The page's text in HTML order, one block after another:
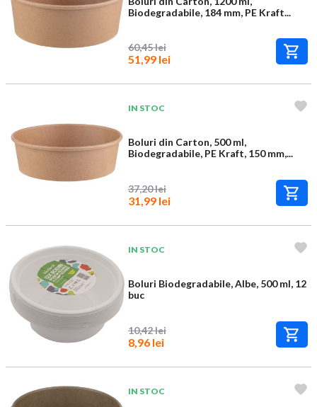
Biodegradabile, 184 mm, PE Kraft...
60,45 lei
51,99 lei
IN STOC
Boluri din Carton, 500 ml,
Biodegradabile, PE Kraft, 150 mm,...
37,20 lei
31,99 lei
IN STOC
Boluri Biodegradabile, Albe, 500 ml, 12
buc
10,42 lei
8,96 lei
IN STOC